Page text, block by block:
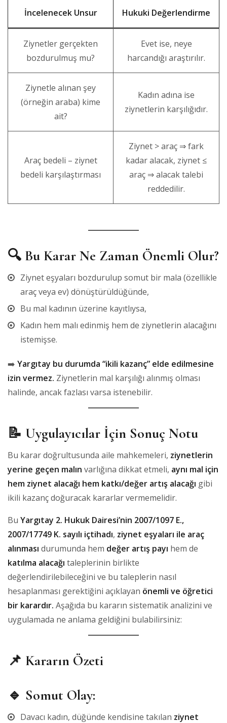
İncelenecek Unsur Hukuki Değerlendirme
Ziynetler gerçekten
bozdurulmuş mu?
Evet ise, neye
harcandığı araştırılır.
Ziynetle alınan şey
(örneğin araba) kime
ait?
Kadın adına ise
ziynetlerin karşılığıdır.
Araç bedeli – ziynet
bedeli karşılaştırması
Ziynet > araç ⇒ fark
kadar alacak, ziynet ≤
araç ⇒ alacak talebi
reddedilir.
🔍 Bu Karar Ne Zaman Önemli Olur?
Ziynet eşyaları bozdurulup somut bir mala (özellikle
araç veya ev) dönüştürüldüğünde,
Bu mal kadının üzerine kayıtlıysa,
Kadın hem malı edinmiş hem de ziynetlerin alacağını
istemişse.
➡️ Yargıtay bu durumda “ikili kazanç” elde edilmesine
izin vermez. Ziynetlerin mal karşılığı alınmış olması
halinde, ancak fazlası varsa istenebilir.
📝 Uygulayıcılar İçin Sonuç Notu
Bu karar doğrultusunda aile mahkemeleri, ziynetlerin
yerine geçen malın varlığına dikkat etmeli, aynı mal için
hem ziynet alacağı hem katkı/değer artış alacağı gibi
ikili kazanç doğuracak kararlar vermemelidir.
Bu Yargıtay 2. Hukuk Dairesi’nin 2007/1097 E.,
2007/17749 K. sayılı içtihadı, ziynet eşyaları ile araç
alınması durumunda hem değer artış payı hem de
katılma alacağı taleplerinin birlikte
değerlendirilebileceğini ve bu taleplerin nasıl
hesaplanması gerektiğini açıklayan önemli ve öğretici
bir karardır. Aşağıda bu kararın sistematik analizini ve
uygulamada ne anlama geldiğini bulabilirsiniz:
📌 Kararın Özeti
🔹 Somut Olay:
Davacı kadın, düğünde kendisine takılan ziynet